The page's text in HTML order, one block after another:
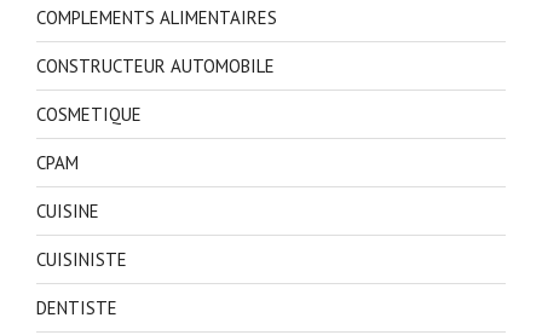
COMPLEMENTS ALIMENTAIRES
CONSTRUCTEUR AUTOMOBILE
COSMETIQUE
CPAM
CUISINE
CUISINISTE
DENTISTE